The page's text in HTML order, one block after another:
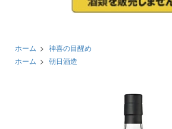
ホーム > 神喜の目醒め
ホーム > 朝日酒造